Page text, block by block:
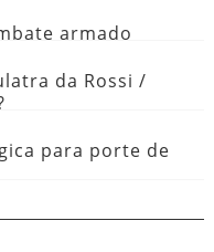
armado
da Rossi /
para porte de